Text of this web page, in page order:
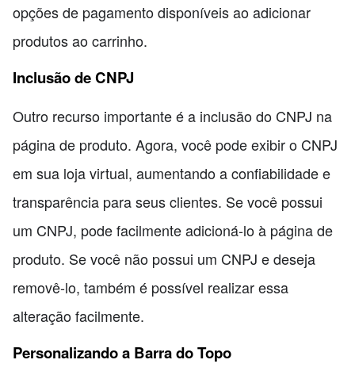
opções de pagamento disponíveis ao adicionar
produtos ao carrinho.
Inclusão de CNPJ
Outro recurso importante é a inclusão do CNPJ na
página de produto. Agora, você pode exibir o CNPJ
em sua loja virtual, aumentando a confiabilidade e
transparência para seus clientes. Se você possui
um CNPJ, pode facilmente adicioná-lo à página de
produto. Se você não possui um CNPJ e deseja
removê-lo, também é possível realizar essa
alteração facilmente.
Personalizando a Barra do Topo